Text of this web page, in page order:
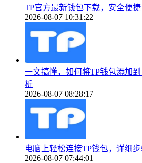
TP官方最新钱包下载，安全便
2026-08-07 10:31:22
一文搞懂，如何将TP钱包添加
析
2026-08-07 08:28:17
电脑上轻松连接TP钱包，详细
2026-08-07 07:44:01